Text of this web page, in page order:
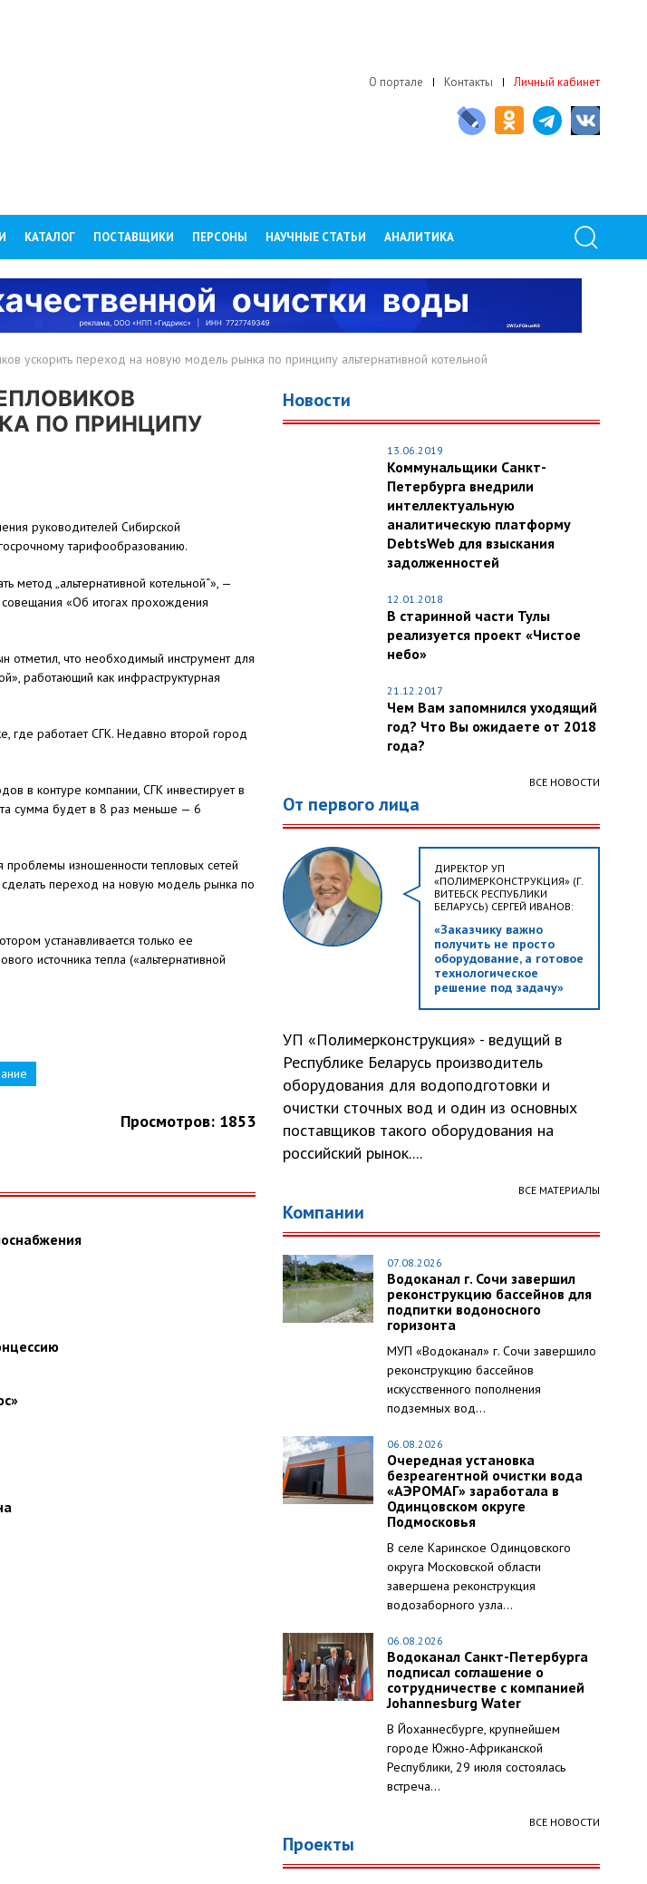
О портале Контакты Личный кабинет
КАТАЛОГ ПОСТАВЩИКИ ПЕРСОНЫ НАУЧНЫЕ СТАТЬИ АНАЛИТИКА
ускорить переход на новую модель рынка по принципу альтернативной котельной
ПО ПРИНЦИПУ
руководителей Сибирской
тарифообразованию.
метод „альтернативной котельной“», —
совещания «Об итогах прохождения
отметил, что необходимый инструмент для
работающий как инфраструктурная
где работает СГК. Недавно второй город
в контуре компании, СГК инвестирует в
сумма будет в 8 раз меньше — 6
изношенности тепловых сетей
переход на новую модель рынка по
устанавливается только ее
источника тепла («альтернативной
Просмотров: 1853
Новости
13.06.2019
Коммунальщики Санкт-
Петербурга внедрили
интеллектуальную
аналитическую платформу
DebtsWeb для взыскания
задолженностей
12.01.2018
В старинной части Тулы
реализуется проект «Чистое
небо»
21.12.2017
Чем Вам запомнился уходящий
год? Что Вы ожидаете от 2018
года?
ВСЕ НОВОСТИ
От первого лица
ДИРЕКТОР УП
«ПОЛИМЕРКОНСТРУКЦИЯ» (Г.
ВИТЕБСК РЕСПУБЛИКИ
БЕЛАРУСЬ) СЕРГЕЙ ИВАНОВ:
«Заказчику важно
получить не просто
оборудование, а готовое
технологическое
решение под задачу»
УП «Полимерконструкция» - ведущий в
Республике Беларусь производитель
оборудования для водоподготовки и
очистки сточных вод и один из основных
поставщиков такого оборудования на
российский рынок....
ВСЕ МАТЕРИАЛЫ
Компании
07.08.2026
Водоканал г. Сочи завершил
реконструкцию бассейнов для
подпитки водоносного
горизонта
МУП «Водоканал» г. Сочи завершило
реконструкцию бассейнов
искусственного пополнения
подземных вод...
06.08.2026
Очередная установка
безреагентной очистки вода
«АЭРОМАГ» заработала в
Одинцовском округе
Подмосковья
В селе Каринское Одинцовского
округа Московской области
завершена реконструкция
водозаборного узла...
06.08.2026
Водоканал Санкт-Петербурга
подписал соглашение о
сотрудничестве с компанией
Johannesburg Water
В Йоханнесбурге, крупнейшем
городе Южно-Африканской
Республики, 29 июля состоялась
встреча...
ВСЕ НОВОСТИ
Проекты